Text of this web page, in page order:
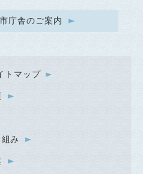
庁舎のご案内
トマップ
み